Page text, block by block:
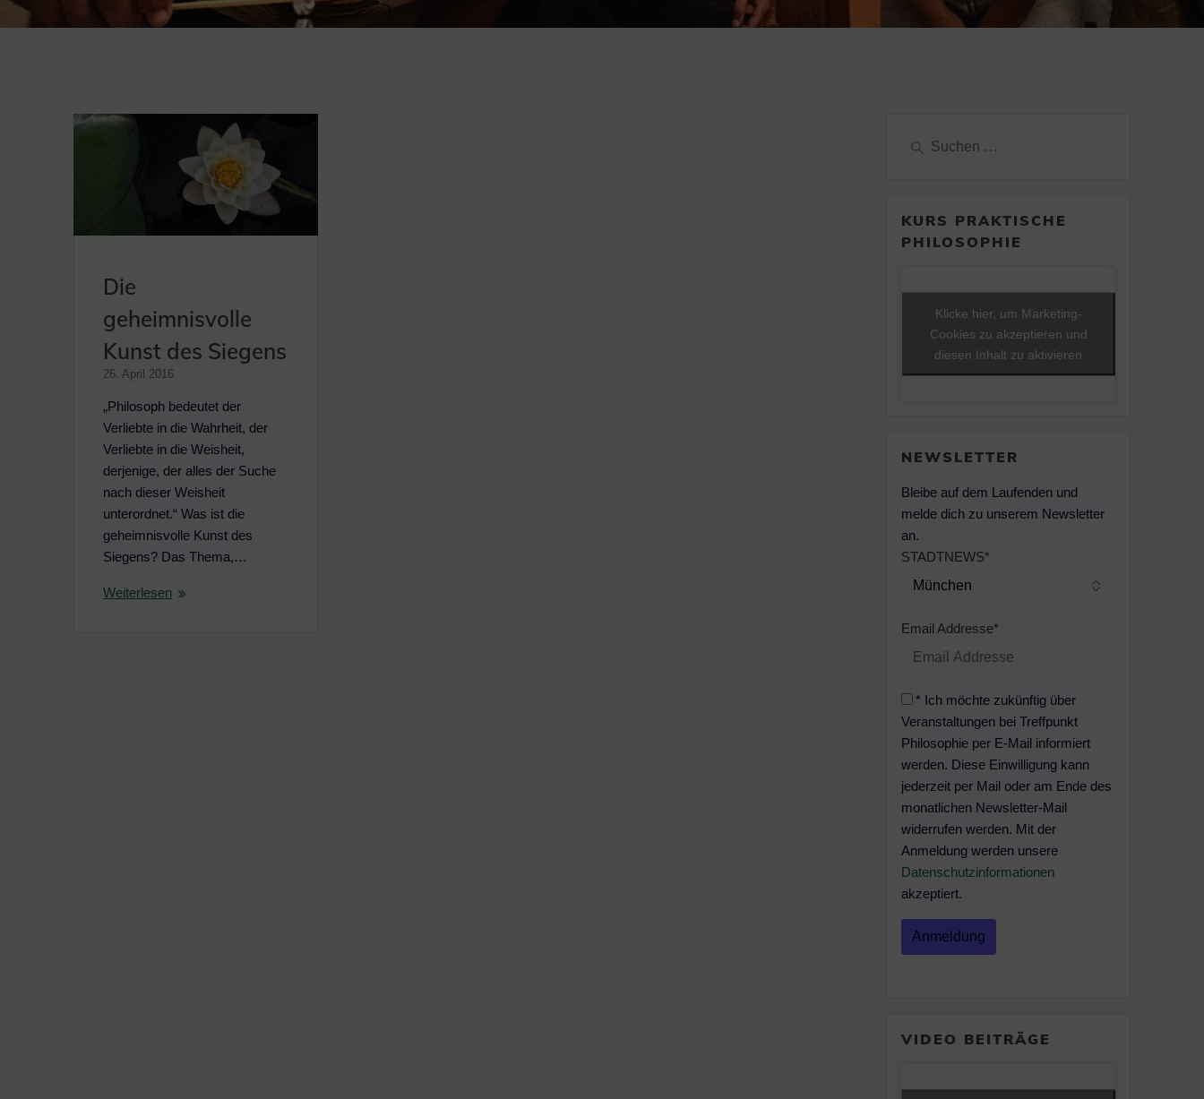
Die
geheimnisvolle
Kunst des Siegens
26. April 2016
„Philosoph bedeutet der
Verliebte in die Wahrheit, der
Verliebte in die Weisheit,
derjenige, der alles der Suche
nach dieser Weisheit
unterordnet.“ Was ist die
geheimnisvolle Kunst des
Siegens? Das Thema,…
Weiterlesen
Suche
KURS PRAKTISCHE
PHILOSOPHIE
Klicke hier, um Marketing-
Cookies zu akzeptieren und
diesen Inhalt zu aktivieren
NEWSLETTER
Bleibe auf dem Laufenden und
melde dich zu unserem Newsletter
an.
STADTNEWS*
Email Addresse*
* Ich möchte zukünftig über
Veranstaltungen bei Treffpunkt
Philosophie per E-Mail informiert
werden. Diese Einwilligung kann
jederzeit per Mail oder am Ende des
monatlichen Newsletter-Mail
widerrufen werden. Mit der
Anmeldung werden unsere
Datenschutzinformationen
akzeptiert.
VIDEO BEITRÄGE